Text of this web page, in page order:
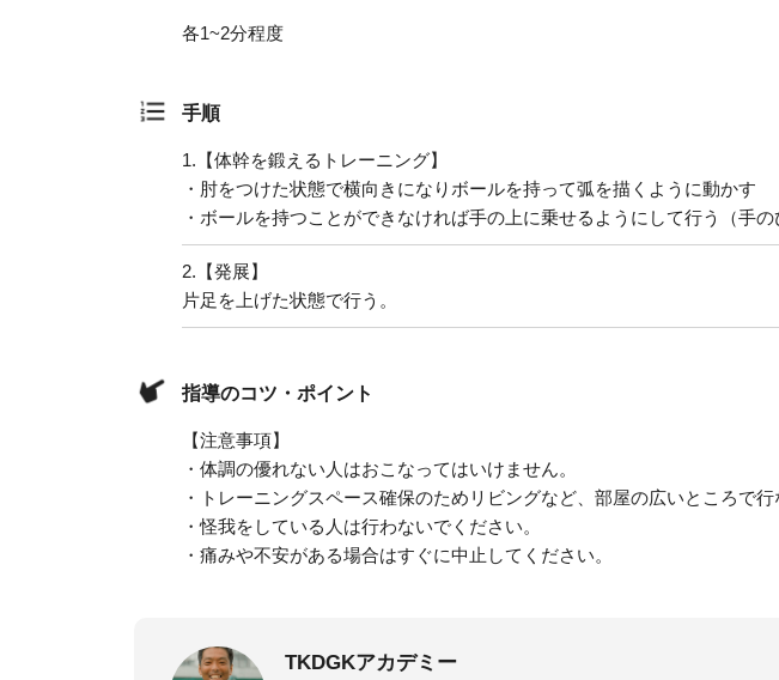
各1~2分程度
手順
1. 【体幹を鍛えるトレーニング】
・肘をつけた状態で横向きになりボールを持って弧を描くように動かす
・ボールを持つことができなければ手の上に乗せるようにして行う（手の
2. 【発展】
片足を上げた状態で行う。
指導のコツ・ポイント
【注意事項】
・体調の優れない人はおこなってはいけません。
・トレーニングスペース確保のためリビングなど、部屋の広いところで行
・怪我をしている人は行わないでください。
・痛みや不安がある場合はすぐに中止してください。
TKDGKアカデミー